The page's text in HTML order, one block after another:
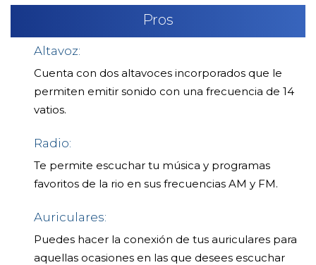
Pros
Altavoz:
Cuenta con dos altavoces incorporados que le
permiten emitir sonido con una frecuencia de 14
vatios.
Radio:
Te permite escuchar tu música y programas
favoritos de la rio en sus frecuencias AM y FM.
Auriculares:
Puedes hacer la conexión de tus auriculares para
aquellas ocasiones en las que desees escuchar